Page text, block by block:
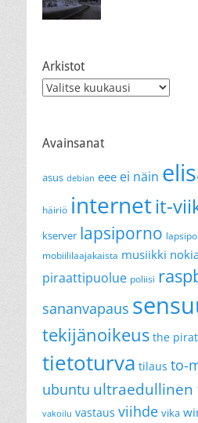
Arkistot
Arkistot
Avainsanat
asus debian eee ei näin
häiriö internetit-
kserver lapsiporno
mobiililaajakaista musiikki
piraattipuolue poliisi
sananvapaus
tekijänoikeus the
tietoturva tilaus to-
ubuntu ultraedullinen
vakoilu vastaus viihde vika